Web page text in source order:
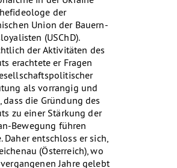
der
Union der Bauern-
(USChD).
der Aktivitäten des
erachtete er Fragen
als vorrangig und
dass die Gründung des
zu einer Stärkung der
Bewegung führen
Daher entschloss er sich,
(Österreich), wo
Jahre gelebt